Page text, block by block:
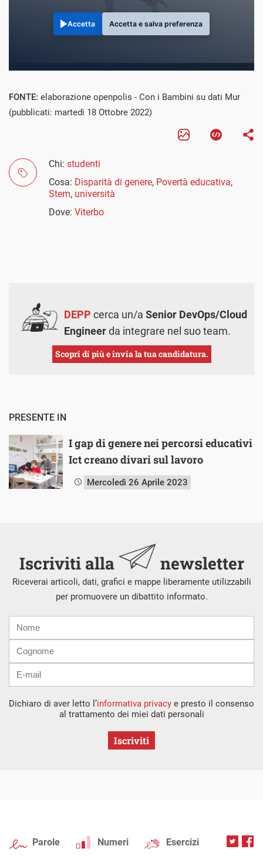
Accetta Accetta e salva preferenza
FONTE: elaborazione openpolis - Con i Bambini su dati Mur
(pubblicati: martedì 18 Ottobre 2022)
Chi: studenti
Cosa: Disparità di genere, Povertà educativa,
Stem, università
Dove: Viterbo
DEPP cerca un/a Senior DevOps/Cloud
Engineerda integrare nel suo team.
Scopri di più e invia la tua candidatura.
PRESENTE IN
I gap di genere nei percorsi educativi
Ict creano divari sul lavoro
Mercoledì 26 Aprile 2023
Iscriviti alla newsletter
Riceverai articoli, dati, grafici e mappe liberamente utilizzabili
per promuovere un dibattito informato.
mail
Dichiaro di aver letto l’informativa privacy e presto il consenso
al trattamento dei miei dati personali
Iscriviti
Parole Numeri Esercizi